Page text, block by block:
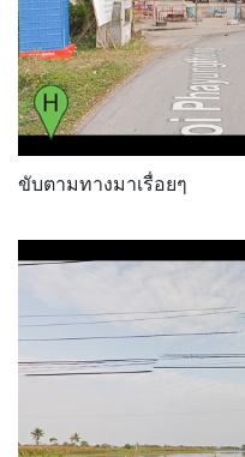
ขับตามทางมาเรื่อยๆ